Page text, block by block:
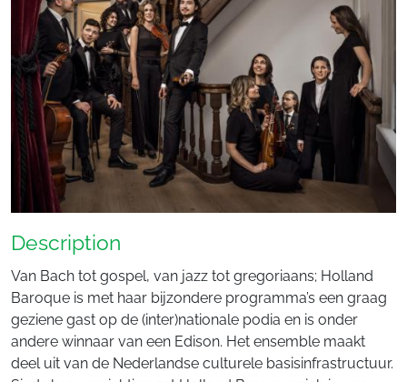
Description
Van Bach tot gospel, van jazz tot gregoriaans; Holland
Baroque is met haar bijzondere programma’s een graag
geziene gast op de (inter)nationale podia en is onder
andere winnaar van een Edison. Het ensemble maakt
deel uit van de Nederlandse culturele basisinfrastructuur.